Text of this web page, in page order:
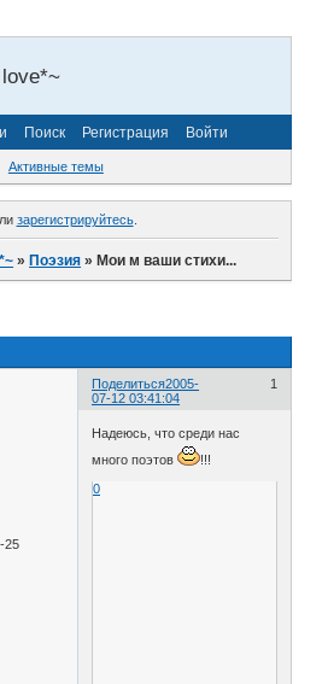
Поиск Регистрация Войти
Активные темы
зарегистрируйтесь.
»Поэзия »Мои м ваши стихи...
Поделиться 1
2005-
07-12 03:41:04
25
Надеюсь, что среди нас
много поэтов
!!!
0